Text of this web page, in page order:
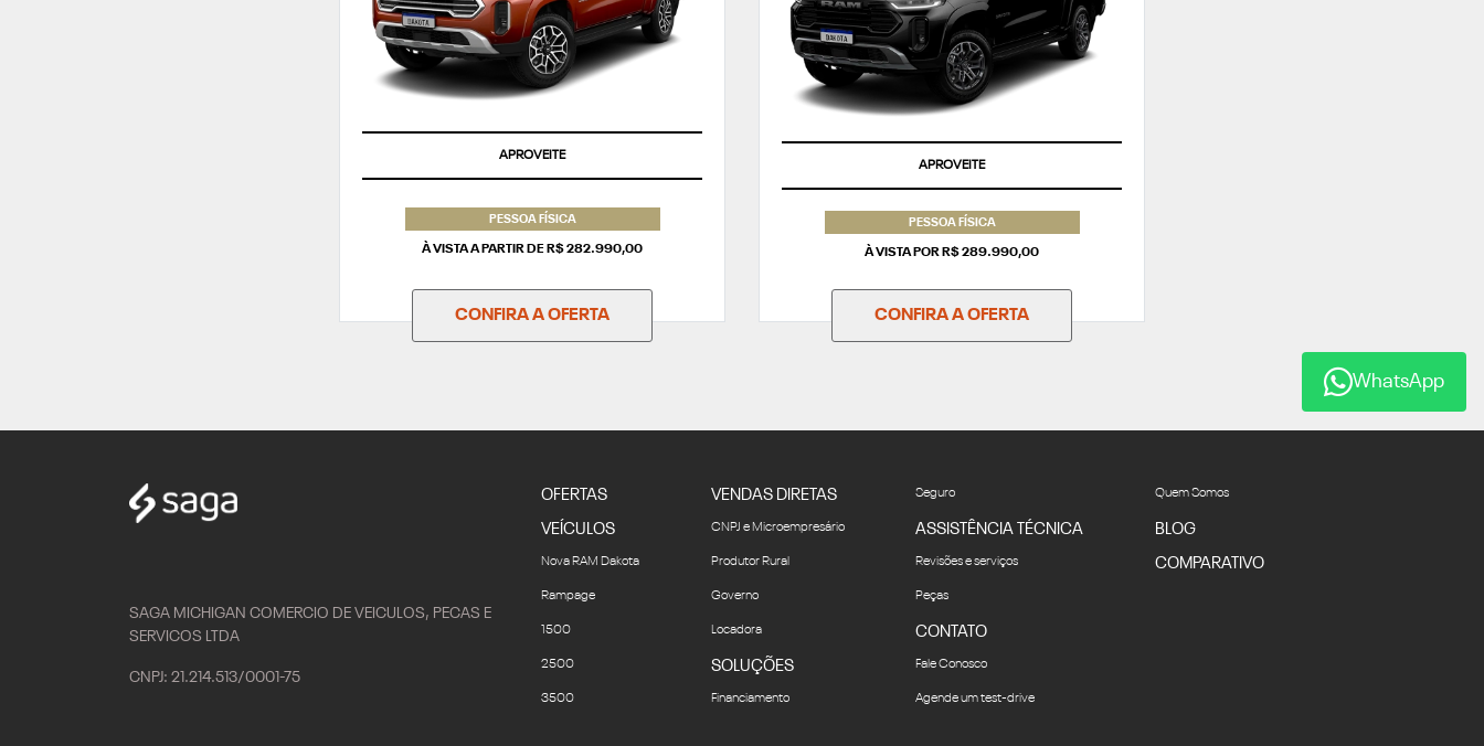
APROVEITE
PESSOA FÍSICA
À VISTA A PARTIR DE R$ 282.990,00
CONFIRA A OFERTA
APROVEITE
PESSOA FÍSICA
À VISTA POR R$ 289.990,00
CONFIRA A OFERTA
SAGA MICHIGAN COMERCIO DE VEICULOS, PECAS E
SERVICOS LTDA
CNPJ: 21.214.513/0001-75
OFERTAS
VEÍCULOS
Nova RAM Dakota
Rampage
1500
2500
3500
VENDAS DIRETAS
CNPJ e Microempresário
Produtor Rural
Governo
Locadora
SOLUÇÕES
Financiamento
Seguro
ASSISTÊNCIA TÉCNICA
Revisões e serviços
Peças
CONTATO
Fale Conosco
Agende um test-drive
Quem Somos
BLOG
COMPARATIVO
WhatsApp